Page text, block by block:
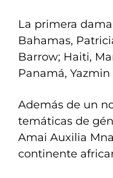
La primera
Bahamas,
Barrow; Haiti,
Panamá,
Además de un
temáticas de
Amai Auxilia
continente